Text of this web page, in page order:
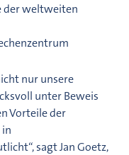
der weltweiten
nur unsere
unter Beweis
Vorteile der
sagt Jan Goetz,